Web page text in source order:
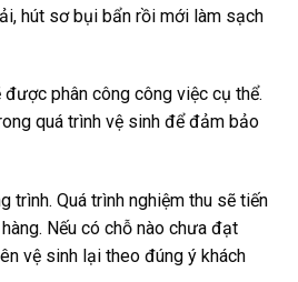
hút sơ bụi bẩn rồi mới làm sạch
phân công công việc cụ thể.
quá trình vệ sinh để đảm bảo
trình. Quá trình nghiệm thu sẽ tiến
Nếu có chỗ nào chưa đạt
vệ sinh lại theo đúng ý khách